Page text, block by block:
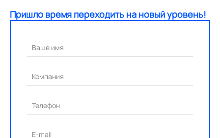
Пришло время переходить на новый уровень!
Ваше имя
Компания
Телефон
E-mail